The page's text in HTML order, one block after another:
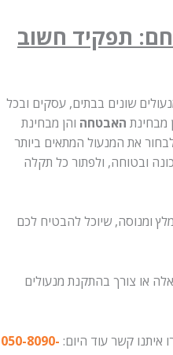
תפקיד חשוב
שונים בבתים, עסקים ובכל
האבטחהוהן מבחינת
את המנעול המתאים ביותר
ולפתור כל תקלה
שיוכל להבטיח לכם
24/7 לכל שאלה או צורך בהתקנת מנעולים
קשר עוד היום: 050-8090-